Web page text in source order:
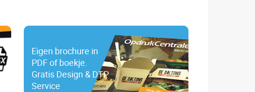
Eigen brochure in
PDF of boekje.
Gratis Design & DTP
Service